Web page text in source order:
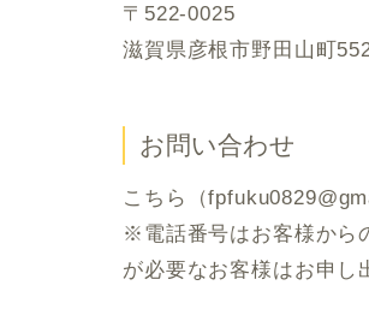
〒522-0025
滋賀県彦根市野田山町
お問い合わせ
こちら（
※電話番号はお客様から
が必要なお客様はお申し